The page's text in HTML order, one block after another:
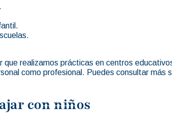
realizamos prácticas en centros
como profesional. Puedes consultar más
con niños